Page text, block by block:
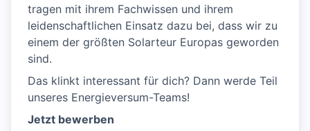
tragen mit ihrem Fachwissen und ihrem
leidenschaftlichen Einsatz dazu bei, dass wir zu
einem der größten Solarteur Europas geworden
sind.
Das klinkt interessant für dich? Dann werde Teil
unseres Energieversum-Teams!
Jetzt bewerben